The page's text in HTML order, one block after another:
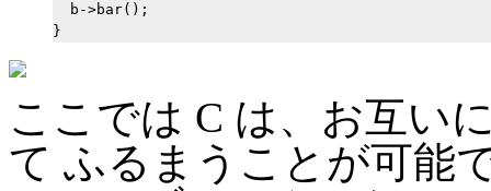
  b->bar();
ここでは C は、お互い
て ふるまうことが可能